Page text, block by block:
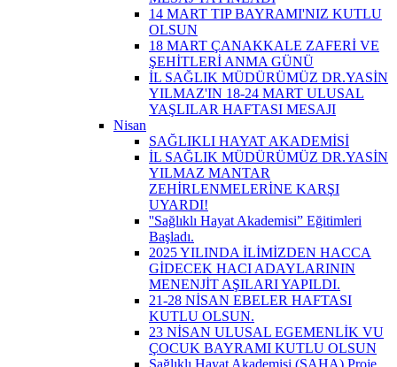
14 MART TIP BAYRAMI'NIZ KUTLU
OLSUN
18 MART ÇANAKKALE ZAFERİ VE
ŞEHİTLERİ ANMA GÜNÜ
İL SAĞLIK MÜDÜRÜMÜZ DR.YASİN
YILMAZ'IN 18-24 MART ULUSAL
YAŞLILAR HAFTASI MESAJI
Nisan
SAĞLIKLI HAYAT AKADEMİSİ
İL SAĞLIK MÜDÜRÜMÜZ DR.YASİN
YILMAZ MANTAR
ZEHİRLENMELERİNE KARŞI
UYARDI!
''Sağlıklı Hayat Akademisi” Eğitimleri
Başladı.
2025 YILINDA İLİMİZDEN HACCA
GİDECEK HACI ADAYLARININ
MENENJİT AŞILARI YAPILDI.
21-28 NİSAN EBELER HAFTASI
KUTLU OLSUN.
23 NİSAN ULUSAL EGEMENLİK VU
ÇOCUK BAYRAMI KUTLU OLSUN
Sağlıklı Hayat Akademisi (SAHA) Proje